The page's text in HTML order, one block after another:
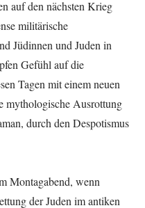
auf den nächsten Krieg
militärische
Jüdinnen und Juden in
Gefühl auf die
Tagen mit einem neuen
mythologische Ausrottung
durch den Despotismus
Montagabend, wenn
der Juden im antiken